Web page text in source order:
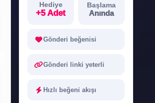
Hediye
+5 Adet
Başlama
Anında
Gönderi beğenisi
Gönderi linki yeterli
Hızlı beğeni akışı